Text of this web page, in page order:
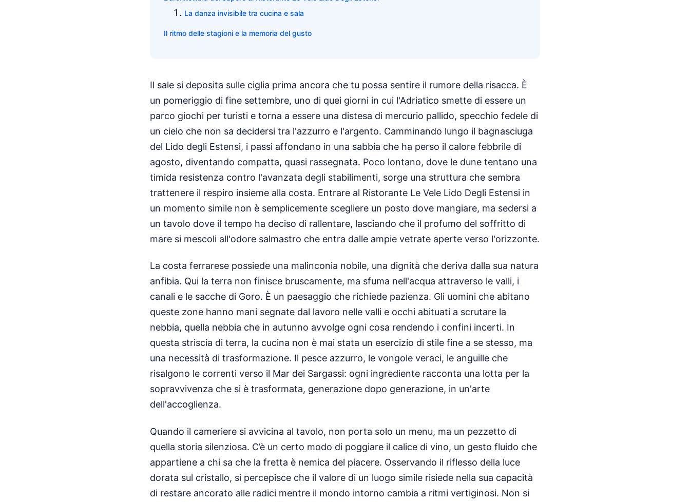
La danza invisibile tra cucina e sala
Il ritmo delle stagioni e la memoria del gusto
Il sale si deposita sulle ciglia prima ancora che tu possa sentire il rumore della risacca. È
un pomeriggio di fine settembre, uno di quei giorni in cui l'Adriatico smette di essere un
parco giochi per turisti e torna a essere una distesa di mercurio pallido, specchio fedele di
un cielo che non sa decidersi tra l'azzurro e l'argento. Camminando lungo il bagnasciuga
del Lido degli Estensi, i passi affondano in una sabbia che ha perso il calore febbrile di
agosto, diventando compatta, quasi rassegnata. Poco lontano, dove le dune tentano una
timida resistenza contro l'avanzata degli stabilimenti, sorge una struttura che sembra
trattenere il respiro insieme alla costa. Entrare al Ristorante Le Vele Lido Degli Estensi in
un momento simile non è semplicemente scegliere un posto dove mangiare, ma sedersi a
un tavolo dove il tempo ha deciso di rallentare, lasciando che il profumo del soffritto di
mare si mescoli all'odore salmastro che entra dalle ampie vetrate aperte verso l'orizzonte.
La costa ferrarese possiede una malinconia nobile, una dignità che deriva dalla sua natura
anfibia. Qui la terra non finisce bruscamente, ma sfuma nell'acqua attraverso le valli, i
canali e le sacche di Goro. È un paesaggio che richiede pazienza. Gli uomini che abitano
queste zone hanno mani segnate dal lavoro nelle valli e occhi abituati a scrutare la
nebbia, quella nebbia che in autunno avvolge ogni cosa rendendo i confini incerti. In
questa striscia di terra, la cucina non è mai stata un esercizio di stile fine a se stesso, ma
una necessità di trasformazione. Il pesce azzurro, le vongole veraci, le anguille che
risalgono le correnti verso il Mar dei Sargassi: ogni ingrediente racconta una lotta per la
sopravvivenza che si è trasformata, generazione dopo generazione, in un'arte
dell'accoglienza.
Quando il cameriere si avvicina al tavolo, non porta solo un menu, ma un pezzetto di
quella storia silenziosa. C’è un certo modo di poggiare il calice di vino, un gesto fluido che
appartiene a chi sa che la fretta è nemica del piacere. Osservando il riflesso della luce
dorata sul cristallo, si percepisce che il valore di un luogo simile risiede nella sua capacità
di restare ancorato alle radici mentre il mondo intorno cambia a ritmi vertiginosi. Non si